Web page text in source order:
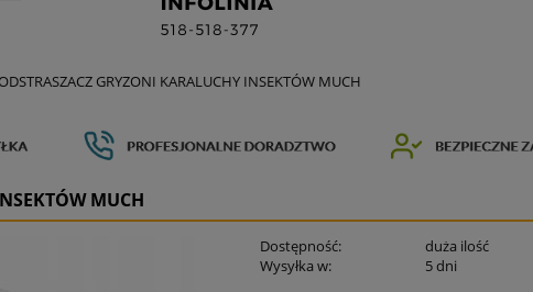
GRYZONI KARALUCHY INSEKTÓW MUCH
MUCH
Dostępność:
duża ilość
Wysyłka w:
5 dni